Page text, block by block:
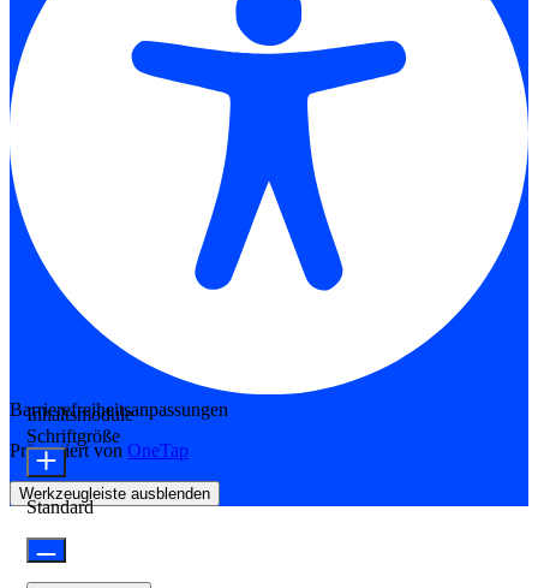
Barrierefreiheitsanpassungen
Präsentiert von OneTap
Werkzeugleiste ausblenden
Inhaltsmodule
Schriftgröße
Standard